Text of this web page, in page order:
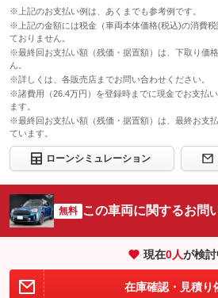
※上記のお支払い例は、あくまでも参考例です。
※上記の金額には税金（車両本体価格(税込)の消費
ておりません。
※最終回お支払い額（残価・据置額）は、下取り価
ん。
※詳しくは、各販売店までお問い合わせください。
※諸費用（26.4万円）を登録時までに現金でお支払
ます。
※最終回お支払い額（残価・据置額）は、最終お支
ています。
ローンシミュレーション
無料 この車両に関するお問
現在0人が検討
在庫確認・見積り